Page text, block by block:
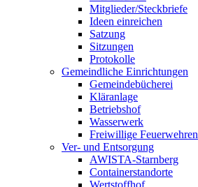
Mitglieder/Steckbriefe
Ideen einreichen
Satzung
Sitzungen
Protokolle
Gemeindliche Einrichtungen
Gemeindebücherei
Kläranlage
Betriebshof
Wasserwerk
Freiwillige Feuerwehren
Ver- und Entsorgung
AWISTA-Starnberg
Containerstandorte
Wertstoffhof